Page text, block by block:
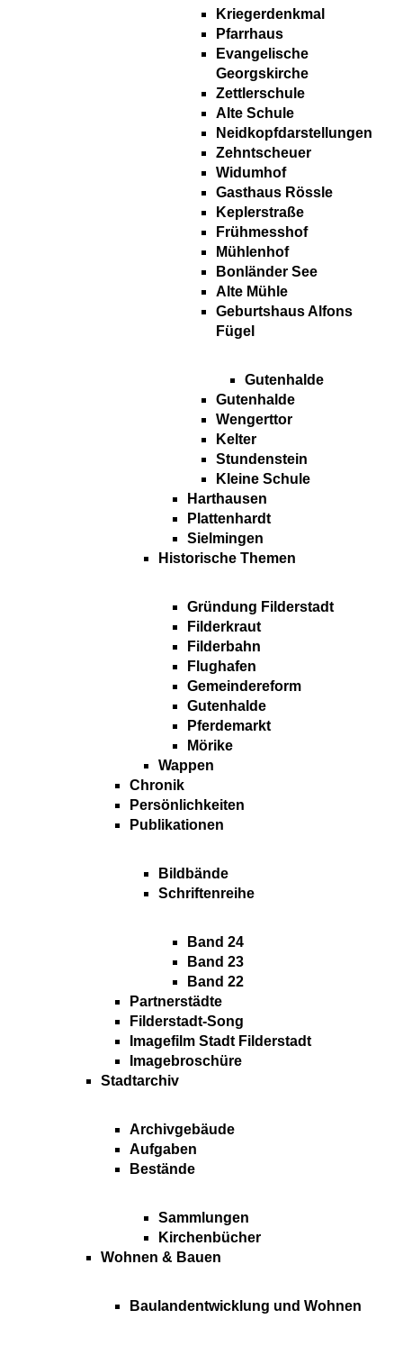
Kriegerdenkmal
Pfarrhaus
Evangelische
Georgskirche
Zettlerschule
Alte Schule
Neidkopfdarstellungen
Zehntscheuer
Widumhof
Gasthaus Rössle
Keplerstraße
Frühmesshof
Mühlenhof
Bonländer See
Alte Mühle
Geburtshaus Alfons
Fügel
Gutenhalde
Gutenhalde
Wengerttor
Kelter
Stundenstein
Kleine Schule
Harthausen
Plattenhardt
Sielmingen
Historische Themen
Gründung Filderstadt
Filderkraut
Filderbahn
Flughafen
Gemeindereform
Gutenhalde
Pferdemarkt
Mörike
Wappen
Chronik
Persönlichkeiten
Publikationen
Bildbände
Schriftenreihe
Band 24
Band 23
Band 22
Partnerstädte
Filderstadt-Song
Imagefilm Stadt Filderstadt
Imagebroschüre
Stadtarchiv
Archivgebäude
Aufgaben
Bestände
Sammlungen
Kirchenbücher
Wohnen & Bauen
Baulandentwicklung und Wohnen